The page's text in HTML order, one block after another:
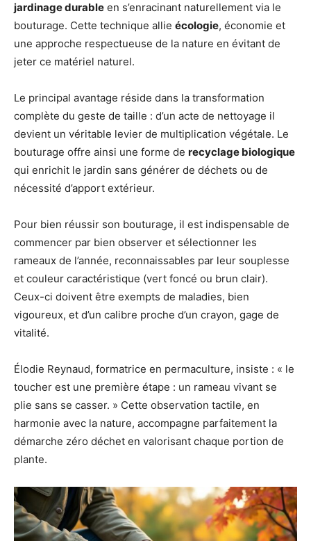
jardinage durable en s’enracinant naturellement via le
bouturage. Cette technique allie écologie, économie et
une approche respectueuse de la nature en évitant de
jeter ce matériel naturel.
Le principal avantage réside dans la transformation
complète du geste de taille : d’un acte de nettoyage il
devient un véritable levier de multiplication végétale. Le
bouturage offre ainsi une forme de recyclage biologique
qui enrichit le jardin sans générer de déchets ou de
nécessité d’apport extérieur.
Pour bien réussir son bouturage, il est indispensable de
commencer par bien observer et sélectionner les
rameaux de l’année, reconnaissables par leur souplesse
et couleur caractéristique (vert foncé ou brun clair).
Ceux-ci doivent être exempts de maladies, bien
vigoureux, et d’un calibre proche d’un crayon, gage de
vitalité.
Élodie Reynaud, formatrice en permaculture, insiste : « le
toucher est une première étape : un rameau vivant se
plie sans se casser. » Cette observation tactile, en
harmonie avec la nature, accompagne parfaitement la
démarche zéro déchet en valorisant chaque portion de
plante.